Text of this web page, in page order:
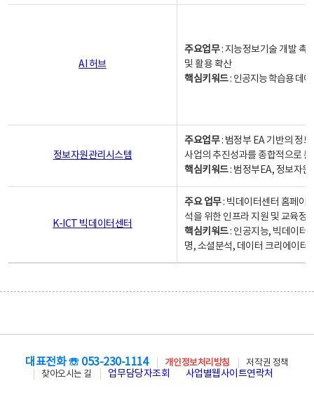
AI 허브
주요업무: 지능정보기술 개발 촉
및 활용 확산
핵심키워드: 인공지능 학습용 데
정보자원관리시스템
주요업무: 범정부 EA 기반의 정
사업의 추진성과를 종합적으로
핵심키워드: 범정부EA, 정보자
K-ICT 빅데이터센터
주요 업무: 빅데이터센터 홈페이
석을 위한 인프라 지원 및 교육정
핵심키워드: 인공지능, 빅데이터,
명, 소셜분석, 데이터 크리에이터
대표전화 ☏ 053-230-1114 개인정보처리방침
저작권 정책
찾아오시는 길
업무담당자조회 사업별웹사이트연락처